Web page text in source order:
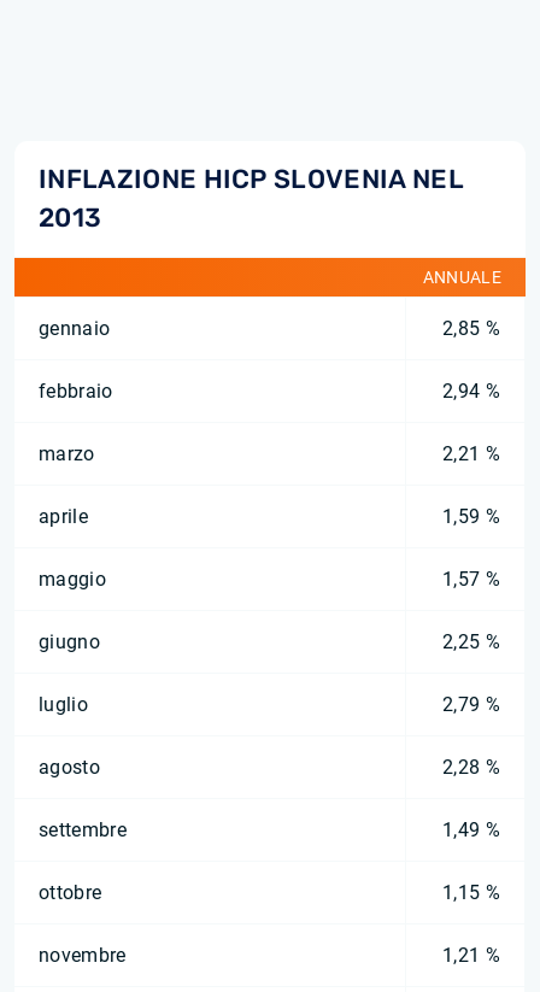
INFLAZIONE HICP SLOVENIA NEL
2013
ANNUALE
gennaio 2,85 %
febbraio 2,94 %
marzo 2,21 %
aprile 1,59 %
maggio 1,57 %
giugno 2,25 %
luglio 2,79 %
agosto 2,28 %
settembre 1,49 %
ottobre 1,15 %
novembre 1,21 %